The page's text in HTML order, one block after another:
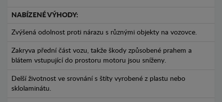
NABÍZENÉ VÝHODY:
Zvýšená odolnost proti nárazu s různými objekty na vozovce.
Zakryva přední část vozu, takže škody způsobené prahem a
blátem vstupující do prostoru motoru jsou sníženy.
Delší životnost ve srovnání s štíty vyrobené z plastu nebo
sklolaminátu.